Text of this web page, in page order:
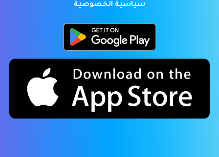
سياسية الخصوصية